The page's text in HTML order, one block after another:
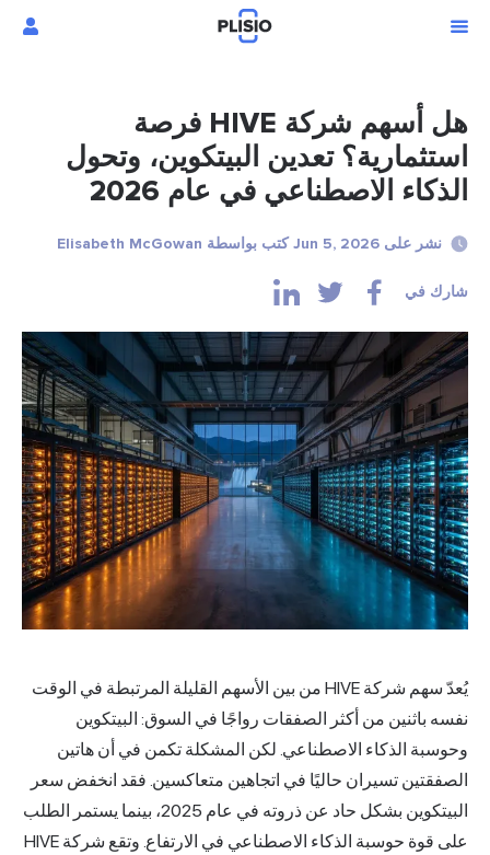
هل أسهم شركة HIVE فرصة
استثمارية؟ تعدين البيتكوين، وتحول
الذكاء الاصطناعي في عام 2026
نشر على Jun 5, 2026 كتب بواسطة Elisabeth McGowan
شارك في
يُعدّ سهم شركة HIVE من بين الأسهم القليلة المرتبطة في الوقت
نفسه باثنين من أكثر الصفقات رواجًا في السوق: البيتكوين
وحوسبة الذكاء الاصطناعي. لكن المشكلة تكمن في أن هاتين
الصفقتين تسيران حاليًا في اتجاهين متعاكسين. فقد انخفض سعر
البيتكوين بشكل حاد عن ذروته في عام 2025، بينما يستمر الطلب
على قوة حوسبة الذكاء الاصطناعي في الارتفاع. وتقع شركة HIVE